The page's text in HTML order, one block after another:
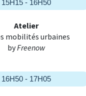
15H15 - 16H50
Atelier
mobilités urbaines
byFreenow
16H50 - 17H05